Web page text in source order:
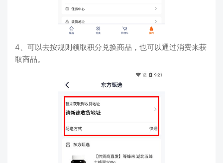
4、可以去按规则领取积分兑换商品，也可以通过消费来获
取商品。